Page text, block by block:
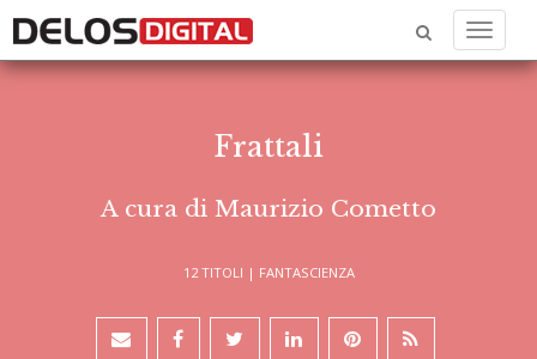
Menu
Frattali
A cura di Maurizio Cometto
12 TITOLI | FANTASCIENZA